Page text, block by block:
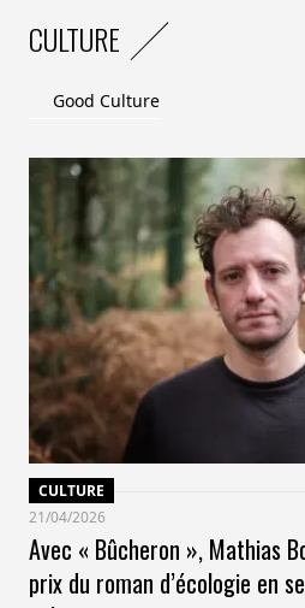
CULTURE
Good Culture
CULTURE
21/04/2026
Avec « Bûcheron », Mathias
prix du roman d’écologie en